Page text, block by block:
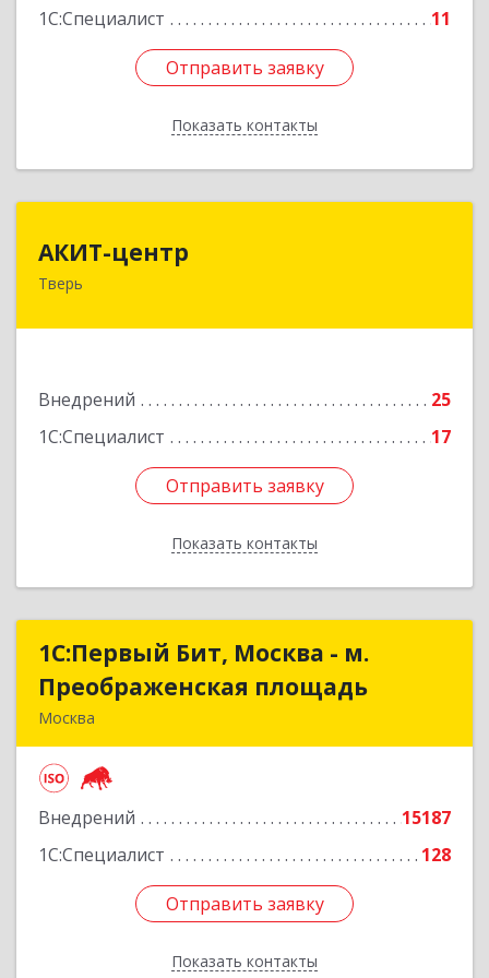
1С:Специалист 11
Отправить заявку
Показать контакты
Отправить заявку
Назад
АКИТ-центр
Тверь
Внедрений
25
1С:Специалист
17
Отправить заявку
Показать контакты
170100, Тверская обл, Тверь г, Новоторжская
Отправить заявку
Назад
1С:Первый Бит, Москва - м.
Преображенская площадь
Москва
Внедрений
15187
1С:Специалист
128
Отправить заявку
Показать контакты
1С:Первый Бит, Москва - м.
Преображенская площадь
Подробнее
Отправить заявку
Назад